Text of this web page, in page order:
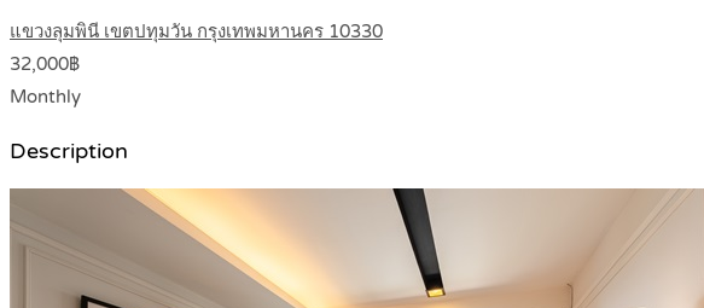
แขวงลุมพินี เขตปทุมวัน กรุงเทพมหานคร 10330
32,000฿
Monthly
Description